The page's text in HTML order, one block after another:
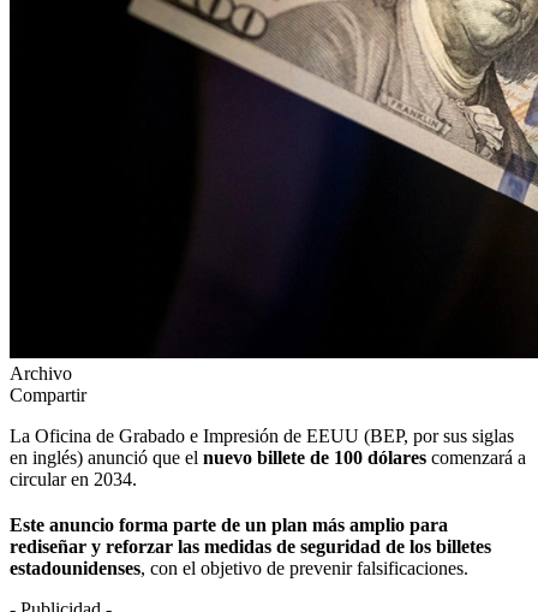
Archivo
Compartir
La Oficina de Grabado e Impresión de EEUU (BEP, por sus siglas
en inglés) anunció que el nuevo billete de 100 dólares comenzará a
circular en 2034.
Este anuncio forma parte de un plan más amplio para
rediseñar y reforzar las medidas de seguridad de los billetes
estadounidenses, con el objetivo de prevenir falsificaciones.